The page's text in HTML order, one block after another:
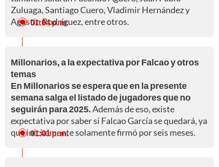
Zuluaga, Santiago Cuero, Vladimir Hernández y
Agustín Rodríguez, entre otros.
01:04 p. m.
Millonarios, a la expectativa por Falcao y otros
temas
En Millonarios se espera que en la presente
semana salga el listado de jugadores que no
seguirán para 2025.Además de eso, existe
expectativa por saber si Falcao García se quedará, ya
que inicialmente solamente firmó por seis meses.
01:01 p. m.